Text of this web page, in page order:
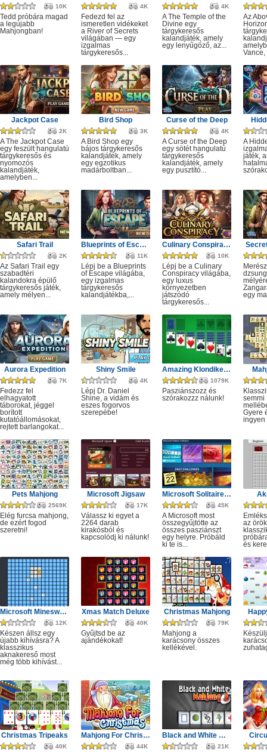
10K
Tedd próbára magad
a legújabb
Mahjongban!
4K
Fedezd fel az
ismeretlen vidékeket
a River of Secrets
világában — egy
izgalmas
tárgykeresős...
4K
A The Temple of the
Divine egy
tárgykeresős
kalandjáték, amely
egy lenyűgöző, az...
Az
Vance,
Jackpot Case
2K
A The Jackpot Case
egy feszült hangulatú
tárgykeresős és
nyomozós
kalandjáték,
amelyben...
Bird Shop
3K
A Bird Shop egy
bájos tárgykeresős
kalandjáték, amely
egy egzotikus
madárboltban...
Curse of the Deep
4K
A Curse of the Deep
egy sötét hangulatú
tárgykeresős
kalandjáték, amely
egy pusztító...
A
játék,
Safari Trail
2K
Az Safari Trail egy
szabadtéri
kalandokra épülő
tárgykeresős játék,
amely mélyen...
Blueprints of Escape
11K
Lépj be a Blueprints
of Escape világába,
egy izgalmas
tárgykeresős
kalandjátékba,...
Culinary Conspiracy
10K
Lépj be a Culinary
Conspiracy világába,
egy luxus
környezetben
játszódó
tárgykeresős...
egy
Aurora Expedition
7K
Fedezz fel
elhagyatott
táborokat, jéggel
borított
kutatóállomásokat,
rejtett barlangokat...
Shiny Smile
4K
Lépj Dr. Daniel
Shine, a vidám és
eszes fogorvos
szerepébe!
Amazing Klondike Solitaire
1079K
Pasziánszozz és
szórakozzz nálunk!
semmi
Gyere
ingyen
Pets Mahjong
2569K
Elég furcsa mahjong,
de ezért fogod
szeretni!
Microsoft Jigsaw
17K
Válassz ki egyet a
2264 darab
kirakósból és
kapcsolódj ki nálunk!
Microsoft Solitaire Collection
45K
A Microsoft most
összegyűjtötte az
összes pasziánszt
egy helyre. Próbáld
ki te is...
az örök
és
Microsoft Minesweeper
12K
Készen állsz egy
újabb kihívásra? A
klasszikus
aknakereső most
még több kihívást...
Xmas Match Deluxe
40K
Gyűjtsd be az
ajándékokat!
Christmas Mahjong
79K
Mahjong a
karácsony összes
kellékével.
Christmas Tripeaks
40K
Mahjong For Christmas
44K
Black and White Mahjong 3
21K